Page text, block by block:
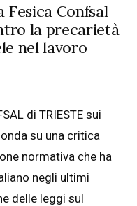
Fesica Confsal
la precarietà
nel lavoro
di TRIESTE sui
su una critica
normativa che ha
negli ultimi
delle leggi sul